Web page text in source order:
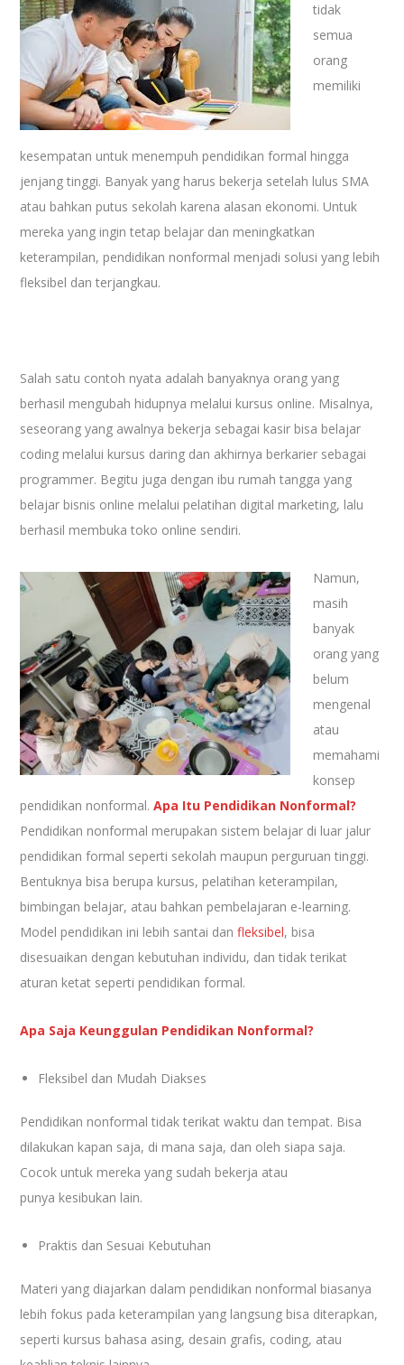
tidak
semua
orang
memiliki
kesempatan untuk menempuh pendidikan formal hingga
jenjang tinggi. Banyak yang harus bekerja setelah lulus SMA
atau bahkan putus sekolah karena alasan ekonomi. Untuk
mereka yang ingin tetap belajar dan meningkatkan
keterampilan, pendidikan nonformal menjadi solusi yang lebih
fleksibel dan terjangkau.
Salah satu contoh nyata adalah banyaknya orang yang
berhasil mengubah hidupnya melalui kursus online. Misalnya,
seseorang yang awalnya bekerja sebagai kasir bisa belajar
coding melalui kursus daring dan akhirnya berkarier sebagai
programmer. Begitu juga dengan ibu rumah tangga yang
belajar bisnis online melalui pelatihan digital marketing, lalu
berhasil membuka toko online sendiri.
Namun,
masih
banyak
orang yang
belum
mengenal
atau
memahami
konsep
pendidikan nonformal.Apa Itu Pendidikan Nonformal?
Pendidikan nonformal merupakan sistem belajar di luar jalur
pendidikan formal seperti sekolah maupun perguruan tinggi.
Bentuknya bisa berupa kursus, pelatihan keterampilan,
bimbingan belajar, atau bahkan pembelajaran e-learning.
Model pendidikan ini lebih santai danfleksibel, bisa
disesuaikan dengan kebutuhan individu, dan tidak terikat
aturan ketat seperti pendidikan formal.
Apa Saja Keunggulan Pendidikan Nonformal?
Fleksibel dan Mudah Diakses
Pendidikan nonformal tidak terikat waktu dan tempat. Bisa
dilakukan kapan saja, di mana saja, dan oleh siapa saja.
Cocok untuk mereka yang sudah bekerja atau
punya kesibukan lain.
Praktis dan Sesuai Kebutuhan
Materi yang diajarkan dalam pendidikan nonformal biasanya
lebih fokus pada keterampilan yang langsung bisa diterapkan,
seperti kursus bahasa asing, desain grafis, coding, atau